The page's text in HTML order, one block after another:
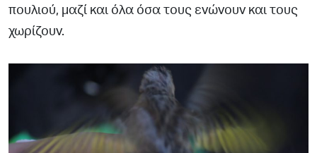
πουλιού, µαζί και όλα όσα τους ενώνουν και τους
χωρίζουν.